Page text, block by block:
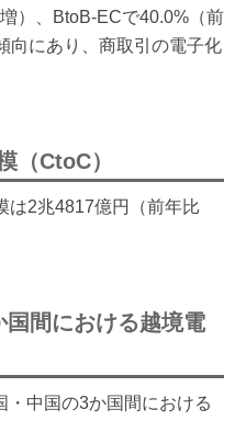
）、BtoB-ECで40.0%（前
向にあり、商取引の電子化
（CtoC）
は2兆4817億円（前年比
国間における越境電
・中国の3か国間における